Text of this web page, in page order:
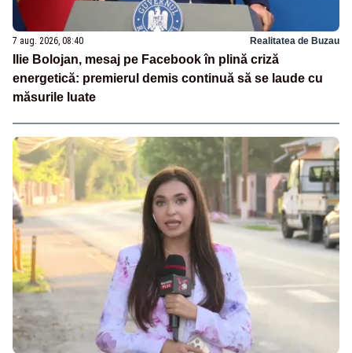
7 aug. 2026, 08:40 Realitatea de Buzau
Ilie Bolojan, mesaj pe Facebook în plină criză
energetică: premierul demis continuă să se laude cu
măsurile luate